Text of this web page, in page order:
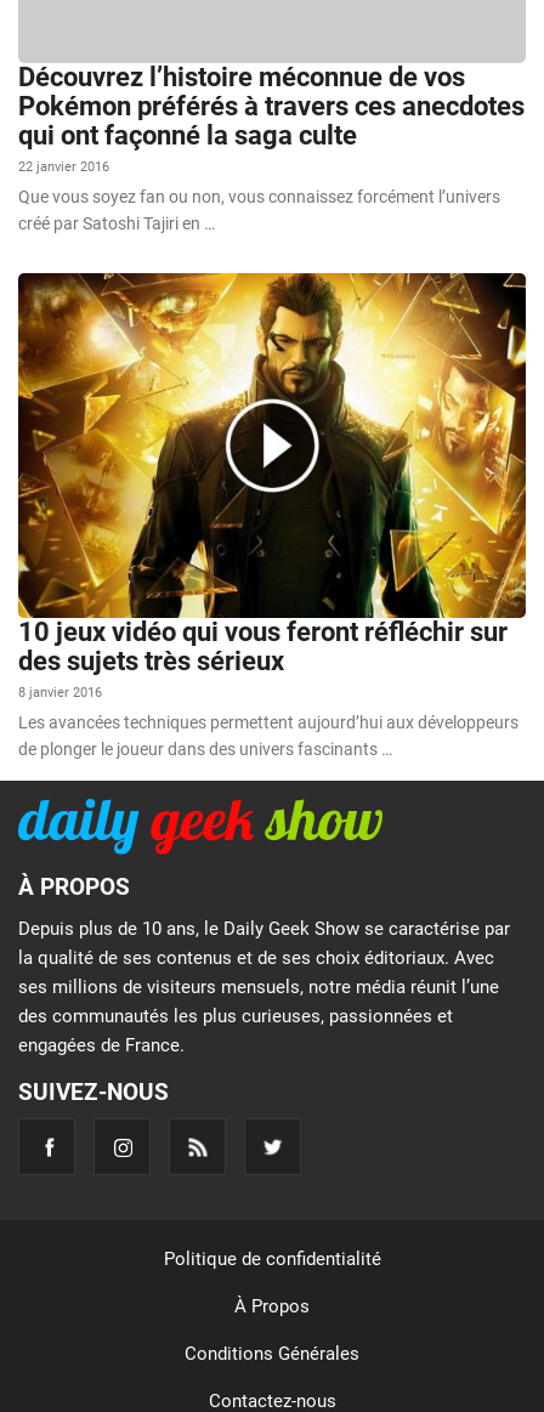
Découvrez l’histoire méconnue de vos
Pokémon préférés à travers ces anecdotes
qui ont façonné la saga culte
22 janvier 2016
Que vous soyez fan ou non, vous connaissez forcément l’univers
créé par Satoshi Tajiri en …
10 jeux vidéo qui vous feront réfléchir sur
des sujets très sérieux
8 janvier 2016
Les avancées techniques permettent aujourd’hui aux développeurs
de plonger le joueur dans des univers fascinants …
À PROPOS
Depuis plus de 10 ans, le Daily Geek Show se caractérise par
la qualité de ses contenus et de ses choix éditoriaux. Avec
ses millions de visiteurs mensuels, notre média réunit l’une
des communautés les plus curieuses, passionnées et
engagées de France.
SUIVEZ-NOUS
Politique de confidentialité
À Propos
Conditions Générales
Contactez-nous